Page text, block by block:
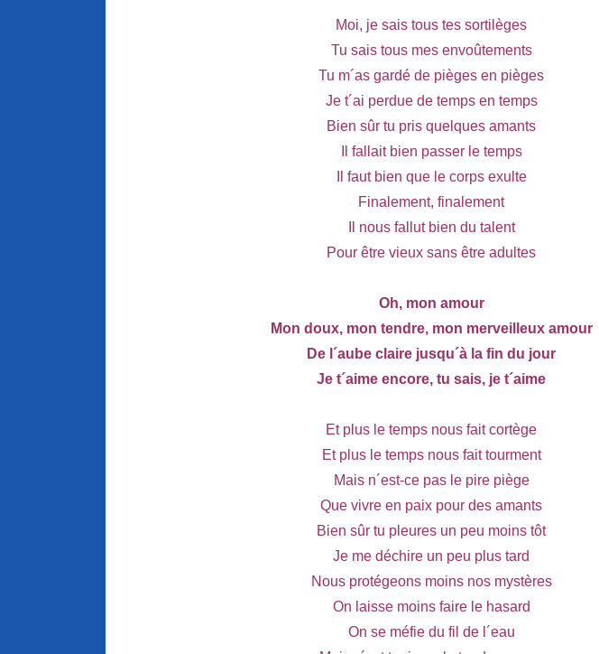
Moi, je sais tous tes sortilèges
Tu sais tous mes envoûtements
Tu m´as gardé de pièges en pièges
Je t´ai perdue de temps en temps
Bien sûr tu pris quelques amants
Il fallait bien passer le temps
Il faut bien que le corps exulte
Finalement, finalement
Il nous fallut bien du talent
Pour être vieux sans être adultes
Oh, mon amour
Mon doux, mon tendre, mon merveilleux amour
De l´aube claire jusqu´à la fin du jour
Je t´aime encore, tu sais, je t´aime
Et plus le temps nous fait cortège
Et plus le temps nous fait tourment
Mais n´est-ce pas le pire piège
Que vivre en paix pour des amants
Bien sûr tu pleures un peu moins tôt
Je me déchire un peu plus tard
Nous protégeons moins nos mystères
On laisse moins faire le hasard
On se méfie du fil de l´eau